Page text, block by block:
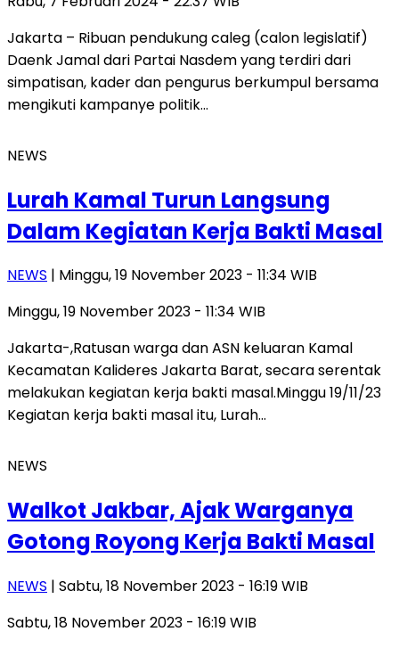
Jakarta – Ribuan pendukung caleg (calon legislatif)
Daenk Jamal dari Partai Nasdem yang terdiri dari
simpatisan, kader dan pengurus berkumpul bersama
mengikuti kampanye politik…
NEWS
Lurah Kamal Turun Langsung
Dalam Kegiatan Kerja Bakti Masal
NEWS | Minggu, 19 November 2023 - 11:34 WIB
Minggu, 19 November 2023 - 11:34 WIB
Jakarta-,Ratusan warga dan ASN keluaran Kamal
Kecamatan Kalideres Jakarta Barat, secara serentak
melakukan kegiatan kerja bakti masal.Minggu 19/11/23
Kegiatan kerja bakti masal itu, Lurah…
NEWS
Walkot Jakbar, Ajak Warganya
Gotong Royong Kerja Bakti Masal
NEWS | Sabtu, 18 November 2023 - 16:19 WIB
Sabtu, 18 November 2023 - 16:19 WIB